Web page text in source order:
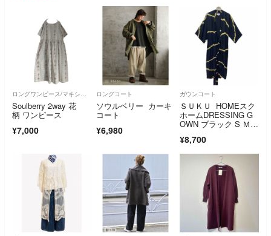
ロングワンピース/マキシワンピース
Soulberry 2way 花
柄 ワンピース
¥7,000
ロングコート
ソウルベリー カーキ
コート
¥6,980
ガウンコート
ＳＵＫＵ HOMEスク
ホームDRESSING G
OWN ブラック S Ｍガ
¥8,700